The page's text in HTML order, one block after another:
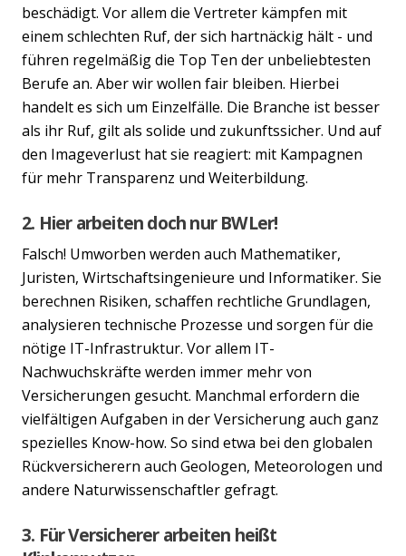
beschädigt. Vor allem die Vertreter kämpfen mit
einem schlechten Ruf, der sich hartnäckig hält - und
führen regelmäßig die Top Ten der unbeliebtesten
Berufe an. Aber wir wollen fair bleiben. Hierbei
handelt es sich um Einzelfälle. Die Branche ist besser
als ihr Ruf, gilt als solide und zukunftssicher. Und auf
den Imageverlust hat sie reagiert: mit Kampagnen
für mehr Transparenz und Weiterbildung.
2. Hier arbeiten doch nur BWLer!
Falsch! Umworben werden auch Mathematiker,
Juristen, Wirtschaftsingenieure und Informatiker. Sie
berechnen Risiken, schaffen rechtliche Grundlagen,
analysieren technische Prozesse und sorgen für die
nötige IT-Infrastruktur. Vor allem IT-
Nachwuchskräfte werden immer mehr von
Versicherungen gesucht. Manchmal erfordern die
vielfältigen Aufgaben in der Versicherung auch ganz
spezielles Know-how. So sind etwa bei den globalen
Rückversicherern auch Geologen, Meteorologen und
andere Naturwissenschaftler gefragt.
3. Für Versicherer arbeiten heißt